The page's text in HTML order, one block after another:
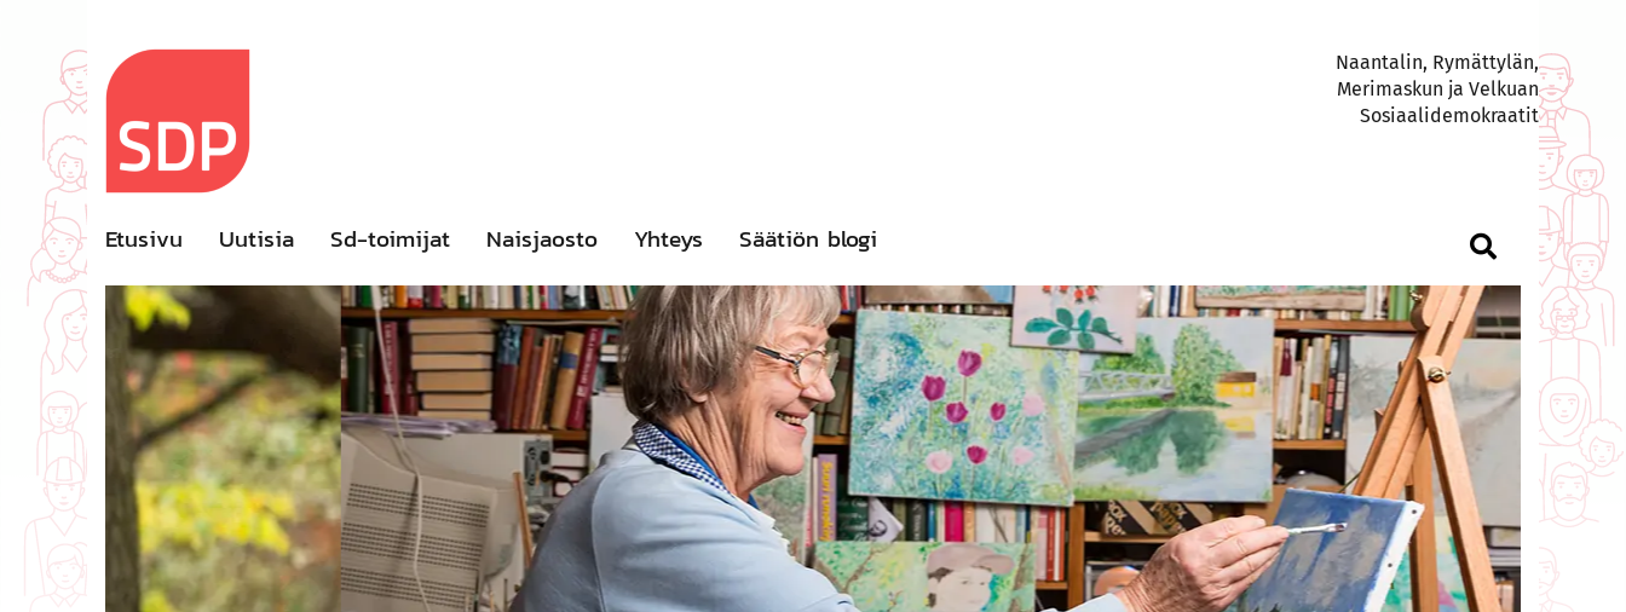
content
Naantalin, Rymättylän,
Merimaskun ja Velkuan
Sosiaalidemokraatit
Etusivu Uutisia Sd-toimijat Naisjaosto Yhteys Säätiön blogi